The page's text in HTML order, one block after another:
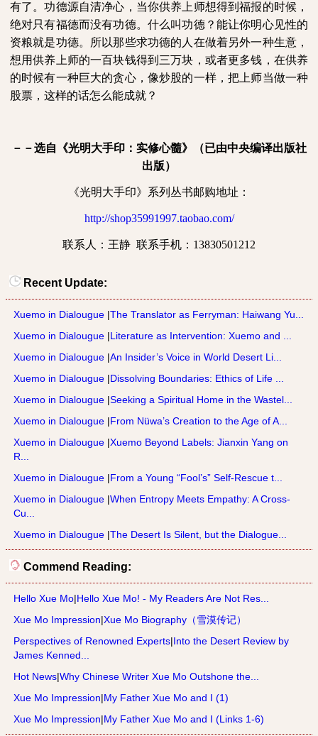
有了。功德源自清净心，当你供养上师想得到福报的时候，
绝对只有福德而没有功德。什么叫功德？能让你明心见性的
资粮就是功德。所以那些求功德的人在做着另外一种生意，
想用供养上师的一百块钱得到三万块，或者更多钱，在供养
的时候有一种巨大的贪心，像炒股的一样，把上师当做一种
股票，这样的话怎么能成就？
－－选自《光明大手印：实修心髓》（已由中央编译出版社
出版）
《光明大手印》系列丛书邮购地址：
http://shop35991997.taobao.com/
联系人：王静 联系手机： 13830501212
Recent Update:
Xuemo in Dialougue |The Translator as Ferryman: Haiwang Yu...
Xuemo in Dialougue |Literature as Intervention: Xuemo and ...
Xuemo in Dialougue |An Insider’s Voice in World Desert Li...
Xuemo in Dialougue |Dissolving Boundaries: Ethics of Life ...
Xuemo in Dialougue |Seeking a Spiritual Home in the Wastel...
Xuemo in Dialougue |From Nüwa’s Creation to the Age of A...
Xuemo in Dialougue |Xuemo Beyond Labels: Jianxin Yang on
R...
Xuemo in Dialougue |From a Young “Fool’s” Self-Rescue t...
Xuemo in Dialougue |When Entropy Meets Empathy: A Cross-
Cu...
Xuemo in Dialougue |The Desert Is Silent, but the Dialogue...
Commend Reading:
Hello Xue Mo|Hello Xue Mo! - My Readers Are Not Res...
Xue Mo Impression|Xue Mo Biography（雪漠传记）
Perspectives of Renowned Experts|Into the Desert Review by
James Kenned...
Hot News|Why Chinese Writer Xue Mo Outshone the...
Xue Mo Impression|My Father Xue Mo and I (1)
Xue Mo Impression|My Father Xue Mo and I (Links 1-6)